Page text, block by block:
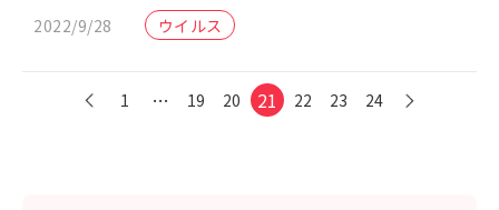
2022/9/28 ウイルス
1 … 19 20 21 22 23 24